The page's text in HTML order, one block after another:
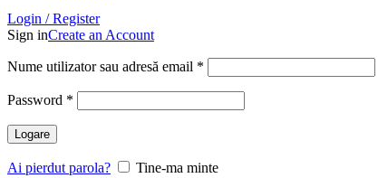
Login / Register
Sign inCreate an Account
Nume utilizator sau adresă email *
Password *
Logare
Ai pierdut parola?
Tine-ma minte